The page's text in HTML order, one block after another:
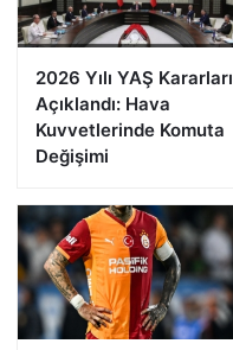
2026 Yılı YAŞ Kararları
Açıklandı: Hava
Kuvvetlerinde Komuta
Değişimi